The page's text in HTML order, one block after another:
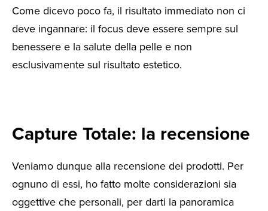
Come dicevo poco fa, il risultato immediato non ci
deve ingannare: il focus deve essere sempre sul
benessere e la salute della pelle e non
esclusivamente sul risultato estetico.
Capture Totale: la recensione
Veniamo dunque alla recensione dei prodotti. Per
ognuno di essi, ho fatto molte considerazioni sia
oggettive che personali, per darti la panoramica